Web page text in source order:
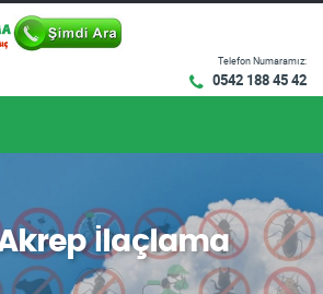
Telefon Numaramız:
0542 188 45 42
İlaçlama